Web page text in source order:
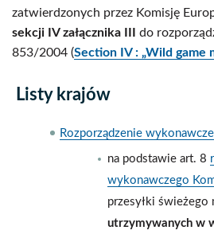
zatwierdzonych przez Komisję
sekcji IV załącznika III
do
853/2004 (Section IV : „Wild game
Listy krajów
Rozporządzenie
na podstawie art. 8
wykonawczego
przesyłki świeżego
utrzymywanych w